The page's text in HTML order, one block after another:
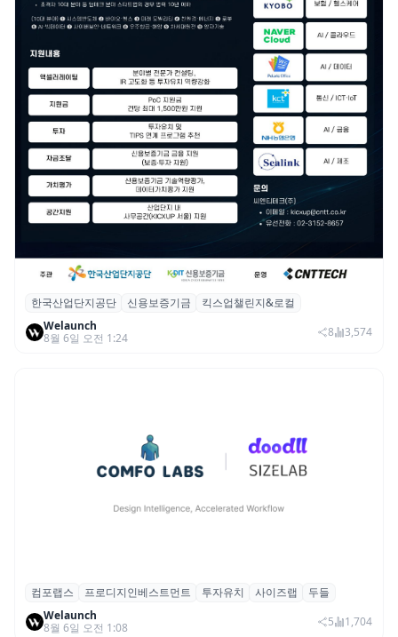
산단공·신보, 2026 ‘킥스업 챌린지&로컬’ 참
여 스타트업 모집
한국산업단지공단 신용보증기금
킥스업챌린지&로컬
Welaunch
8월 6일 오전 1:24
8 3,574
컴포랩스, 프로디지인베스트먼트로부터 시
드 투자 유치
컴포랩스 프로디지인베스트먼트 투자유치 사이즈랩
두들
Welaunch
8월 6일 오전 1:08
5 1,704